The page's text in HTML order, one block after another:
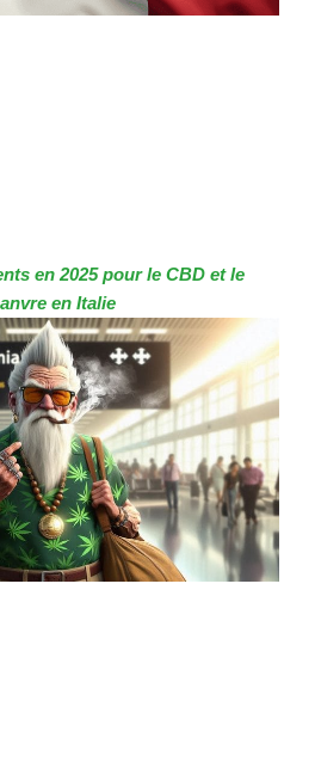
en 2025 pour le CBD et le
en Italie